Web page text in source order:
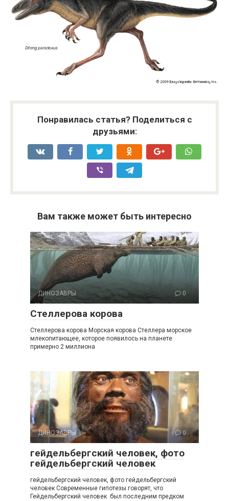
Понравилась статья? Поделиться с
друзьями:
Вам также может быть интересно
ДИНОЗАВРЫ 0
Стеллерова корова
Стеллерова корова Морская корова Стеллера морское
млекопитающее, которое появилось на планете
примерно 2 миллиона
ДИНОЗАВРЫ 0
гейдельбергский человек, фото
гейдельбергский человек
гейдельбергский человек, фото гейдельбергский
человек Современные гипотезы говорят, что
Гейдельбергский человек был последним предком